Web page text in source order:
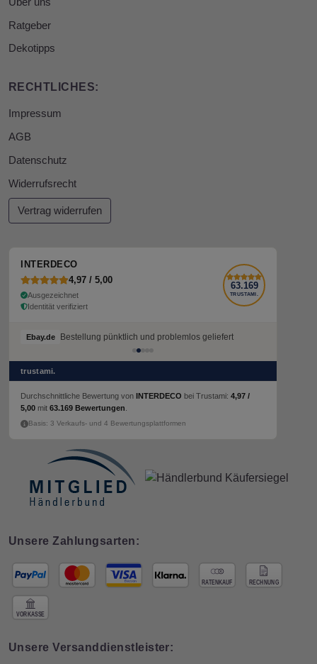
Ratgeber
Dekotipps
RECHTLICHES:
Impressum
AGB
Datenschutz
Widerrufsrecht
Vertrag widerrufen
INTERDECO
4,97 / 5,00
Ausgezeichnet
Identität verifiziert
63.169
TRUSTAMI.
Ebay.de Bestellung pünktlich und problemlos geliefert
Ebay.de Bestellung pünktlich und problemlos geliefert
trustami.
Durchschnittliche Bewertung von INTERDECO bei Trustami: 4,97 /
5,00 mit 63.169 Bewertungen
Basis: 3 Verkaufs- und 4 Bewertungsplattformen
Unsere Zahlungsarten:
Unsere Versanddienstleister: